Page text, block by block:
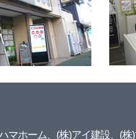
ホーム、(株)アイ建設、(株)